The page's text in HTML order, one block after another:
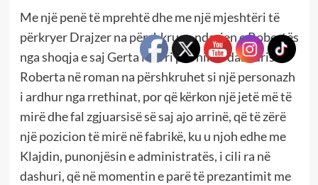
Me një penë të mprehtë dhe me një mjeshtëri të
përkryer Drajzer na përshkruan ndarjen e Robertës
nga shoqja e saj Gerta Marri për hir të dashurisë.
Roberta në roman na përshkruhet si një personazh
i ardhur nga rrethinat, por që kërkon një jetë më të
mirë dhe fal zgjuarsisë së saj ajo arrinë, që të zërë
një pozicion të mirë në fabrikë, ku u njoh edhe me
Klajdin, punonjësin e administratës, i cili ra në
dashuri, që në momentin e parë të prezantimit me